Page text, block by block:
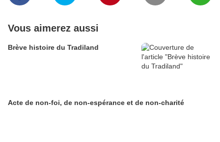
Vous aimerez aussi
Brève histoire du Tradiland
Acte de non-foi, de non-espérance et de non-charité